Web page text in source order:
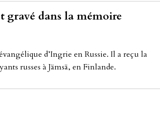
gravé dans la mémoire
d’Ing­rie en Rus­sie. Il a reçu la
rus­ses à Jäm­sä, en Fin­lan­de.